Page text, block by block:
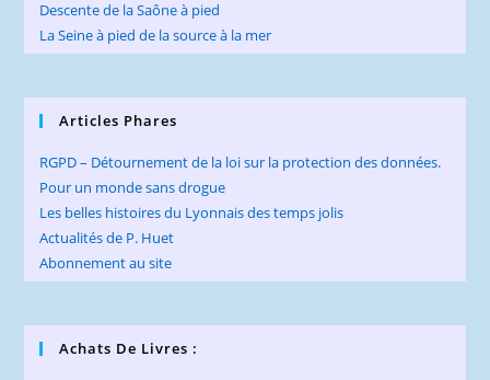
Descente de la Saône à pied
La Seine à pied de la source à la mer
Articles Phares
RGPD – Détournement de la loi sur la protection des données.
Pour un monde sans drogue
Les belles histoires du Lyonnais des temps jolis
Actualités de P. Huet
Abonnement au site
Achats De Livres :